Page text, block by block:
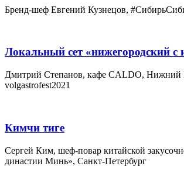
Бренд-шеф Евгений Кузнецов,
Локальный сет «нижегородский с
Дмитрий Степанов, кафе CALDO, Нижний
volgastrofest2021
Кимчи тиге
Сергей Ким, шеф-повар китайской
династии Минь», Санкт-Петербург